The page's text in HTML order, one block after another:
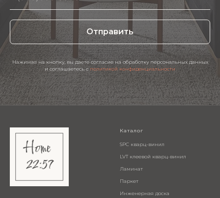
Отправить
Нажимая на кнопку, вы даете согласие на обработку персональных данных
и соглашаетесь c политикой конфиденциальности
Каталог
SPC кварц-винил
LVT клеевой кварц-винил
Ламинат
Паркет
Инженерная доска